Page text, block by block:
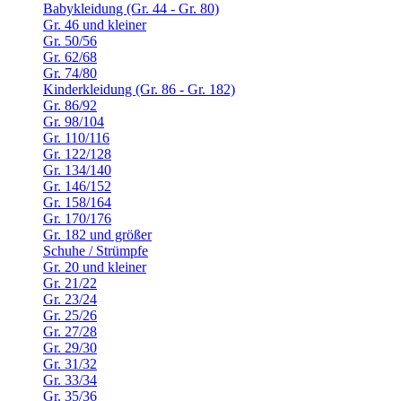
Babykleidung (Gr. 44 - Gr. 80)
Gr. 46 und kleiner
Gr. 50/56
Gr. 62/68
Gr. 74/80
Kinderkleidung (Gr. 86 - Gr. 182)
Gr. 86/92
Gr. 98/104
Gr. 110/116
Gr. 122/128
Gr. 134/140
Gr. 146/152
Gr. 158/164
Gr. 170/176
Gr. 182 und größer
Schuhe / Strümpfe
Gr. 20 und kleiner
Gr. 21/22
Gr. 23/24
Gr. 25/26
Gr. 27/28
Gr. 29/30
Gr. 31/32
Gr. 33/34
Gr. 35/36